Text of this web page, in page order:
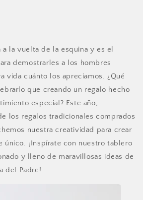
a la vuelta de la esquina y es el
demostrarles a los hombres
vida cuánto los apreciamos. ¿Qué
que creando un regalo hecho
especial? Este año,
los regalos tradicionales comprados
nuestra creatividad para crear
único. ¡Inspírate con nuestro tablero
y lleno de maravillosas ideas de
del Padre!